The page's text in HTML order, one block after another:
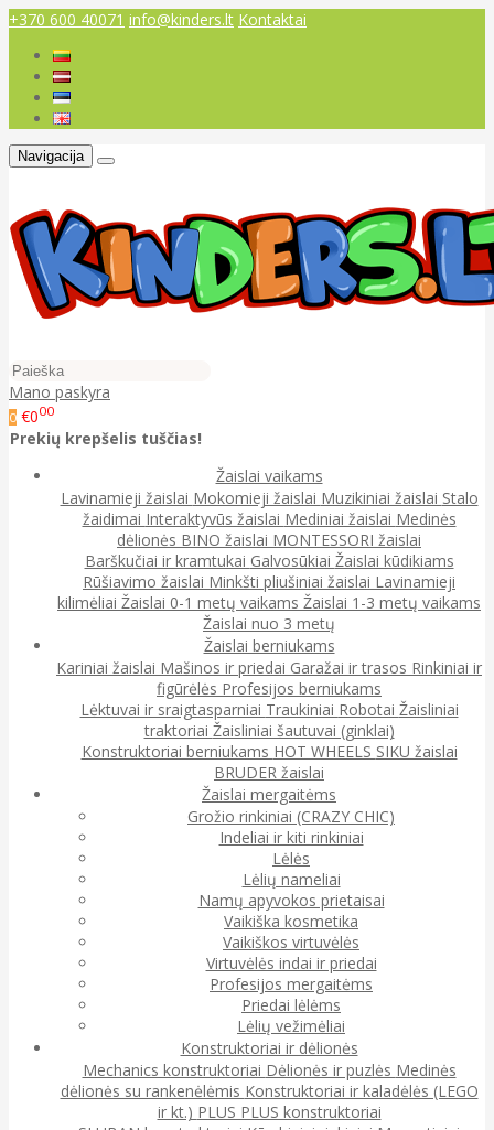
+370 600 40071 info@kinders.lt Kontaktai
Navigacija
Mano paskyra
0 €000
Prekių krepšelis tuščias!
Žaislai vaikams
Lavinamieji žaislai Mokomieji žaislai Muzikiniai žaislai Stalo
žaidimai Interaktyvūs žaislai Mediniai žaislai Medinės
dėlionės BINO žaislai MONTESSORI žaislai
Barškučiai ir kramtukai Galvosūkiai Žaislai kūdikiams
Rūšiavimo žaislai Minkšti pliušiniai žaislai Lavinamieji
kilimėliai Žaislai 0-1 metų vaikams Žaislai 1-3 metų vaikams
Žaislai nuo 3 metų
Žaislai berniukams
Kariniai žaislai Mašinos ir priedai Garažai ir trasos Rinkiniai ir
figūrėlės Profesijos berniukams
Lėktuvai ir sraigtasparniai Traukiniai Robotai Žaisliniai
traktoriai Žaisliniai šautuvai (ginklai)
Konstruktoriai berniukams HOT WHEELS SIKU žaislai
BRUDER žaislai
Žaislai mergaitėms
Grožio rinkiniai (CRAZY CHIC)
Indeliai ir kiti rinkiniai
Lėlės
Lėlių nameliai
Namų apyvokos prietaisai
Vaikiška kosmetika
Vaikiškos virtuvėlės
Virtuvėlės indai ir priedai
Profesijos mergaitėms
Priedai lėlėms
Lėlių vežimėliai
Konstruktoriai ir dėlionės
Mechanics konstruktoriai Dėlionės ir puzlės Medinės
dėlionės su rankenėlėmis Konstruktoriai ir kaladėlės (LEGO
ir kt.) PLUS PLUS konstruktoriai